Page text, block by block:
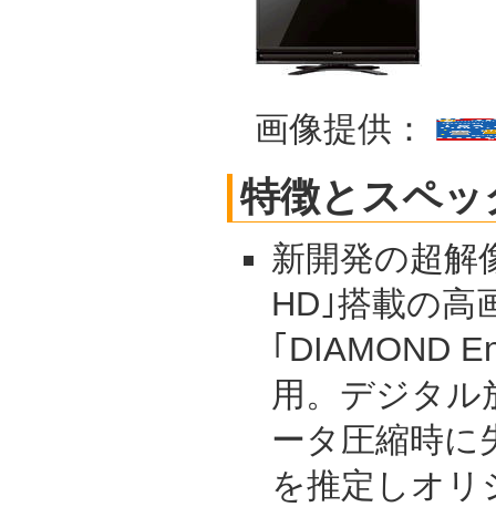
画像提供：
特徴とスペッ
新開発の超解
HD｣搭載の高
｢DIAMOND
用。デジタル
ータ圧縮時に
を推定しオリ